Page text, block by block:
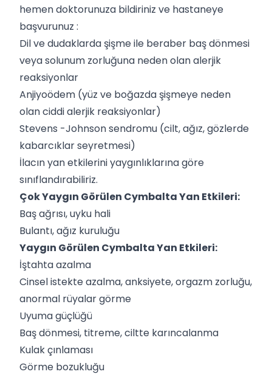
hemen doktorunuza bildiriniz ve hastaneye
başvurunuz :
Dil ve dudaklarda şişme ile beraber baş dönmesi
veya solunum zorluğuna neden olan alerjik
reaksiyonlar
Anjiyoödem (yüz ve boğazda şişmeye neden
olan ciddi alerjik reaksiyonlar)
Stevens -Johnson sendromu (cilt, ağız, gözlerde
kabarcıklar seyretmesi)
İlacın yan etkilerini yaygınlıklarına göre
sınıflandırabiliriz.
Çok Yaygın Görülen Cymbalta Yan Etkileri:
Baş ağrısı, uyku hali
Bulantı, ağız kuruluğu
Yaygın Görülen Cymbalta Yan Etkileri:
İştahta azalma
Cinsel istekte azalma, anksiyete, orgazm zorluğu,
anormal rüyalar görme
Uyuma güçlüğü
Baş dönmesi, titreme, ciltte karıncalanma
Kulak çınlaması
Görme bozukluğu